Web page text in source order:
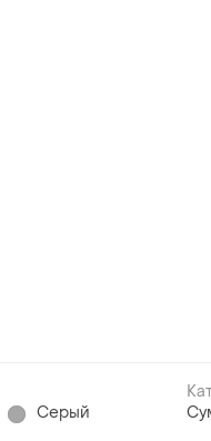
Серый